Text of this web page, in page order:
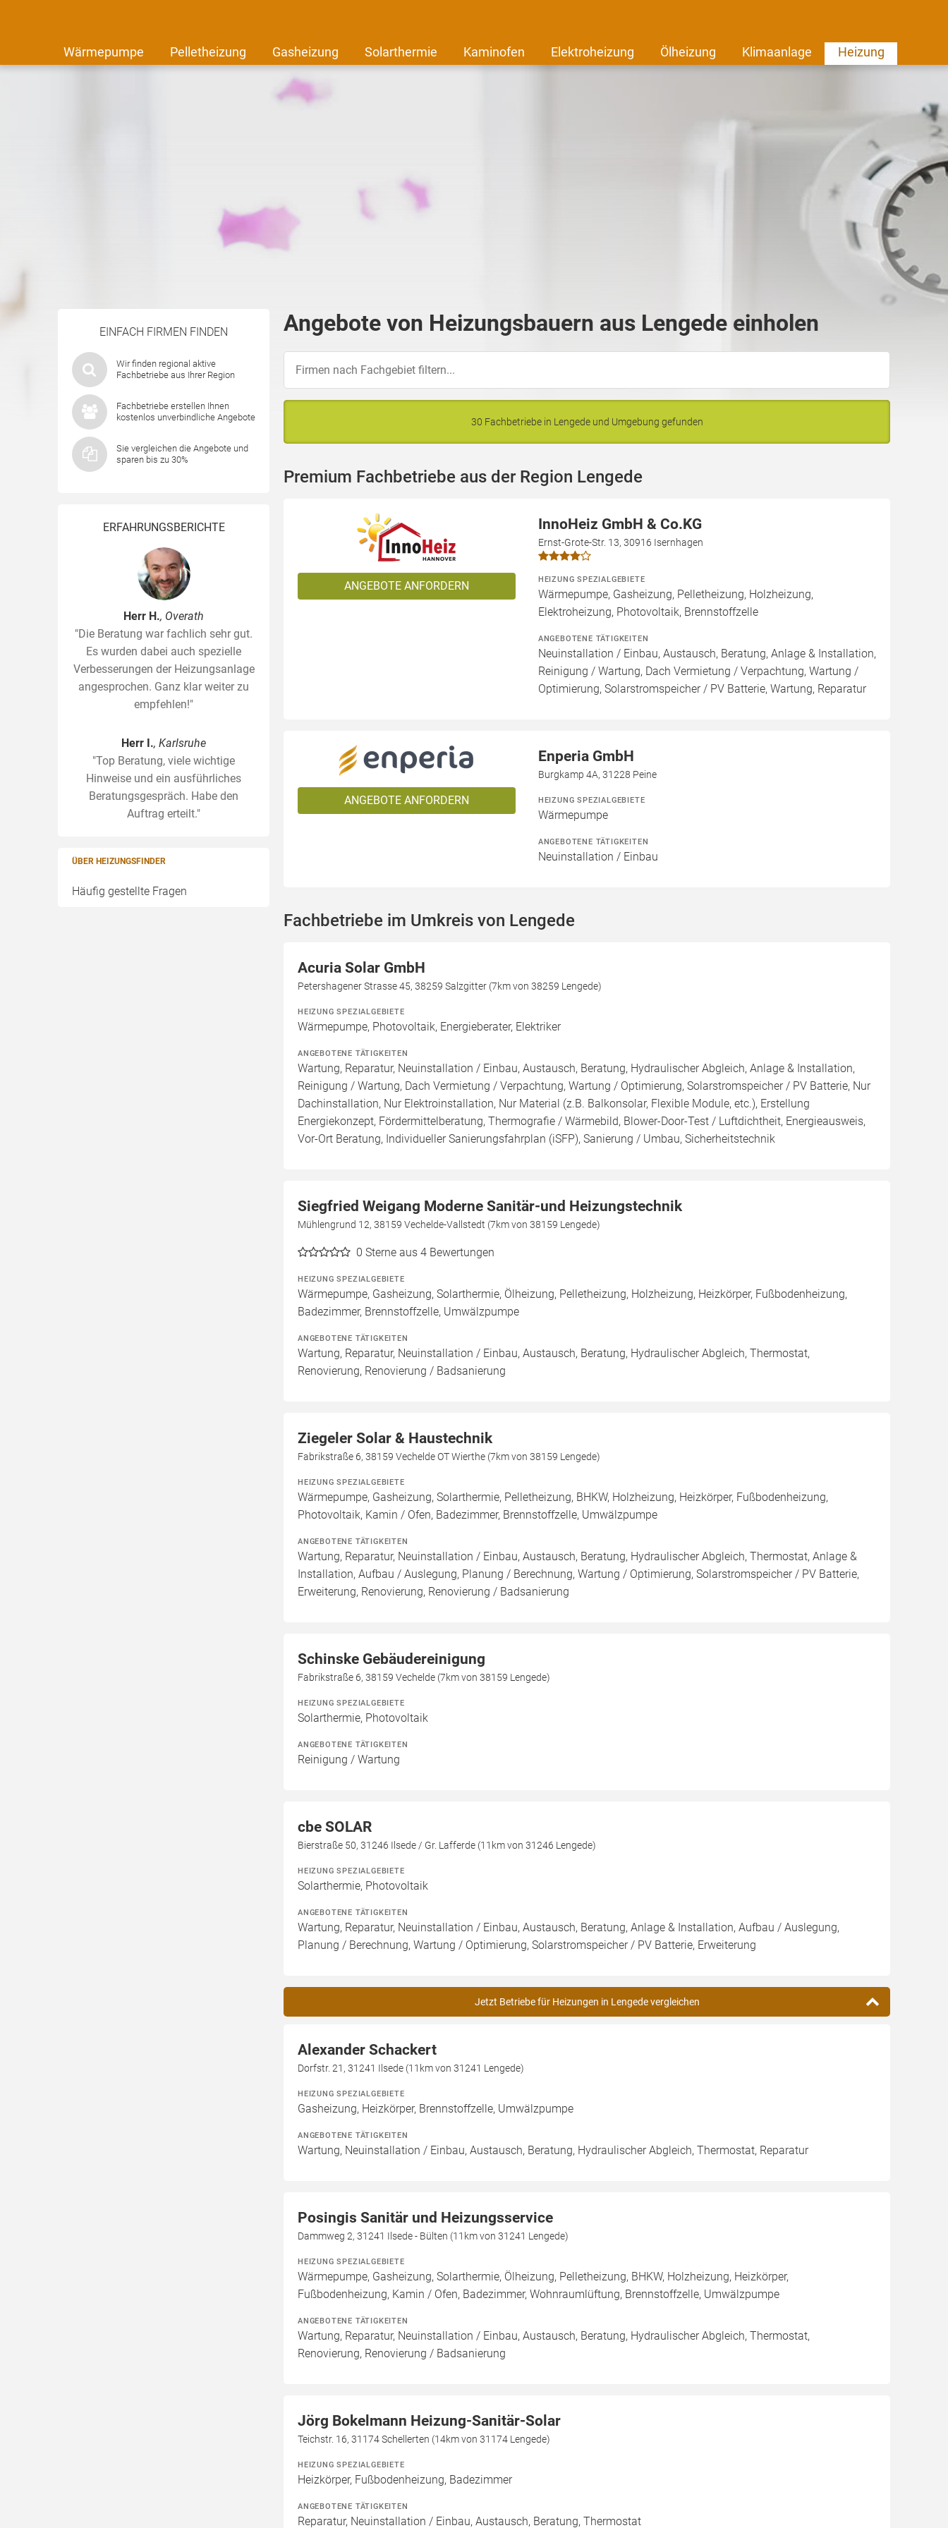
Wärmepumpe Pelletheizung Gasheizung Solarthermie Kaminofen Elektroheizung Ölheizung Klimaanlage Heizung
EINFACH FIRMEN FINDEN
Wir finden regional aktive
Fachbetriebe aus Ihrer Region
Fachbetriebe erstellen Ihnen
kostenlos unverbindliche Angebote
Sie vergleichen die Angebote und
sparen bis zu 30%
ERFAHRUNGSBERICHTE
Herr H., Overath
"Die Beratung war fachlich sehr gut.
Es wurden dabei auch spezielle
Verbesserungen der Heizungsanlage
angesprochen. Ganz klar weiter zu
empfehlen!"
Herr I., Karlsruhe
"Top Beratung, viele wichtige
Hinweise und ein ausführliches
Beratungsgespräch. Habe den
Auftrag erteilt."
ÜBER HEIZUNGSFINDER
Häufig gestellte Fragen
Angebote von Heizungsbauern aus Lengede einholen
30 Fachbetriebe in Lengede und Umgebung gefunden
Premium Fachbetriebe aus der Region Lengede
ANGEBOTE ANFORDERN
InnoHeiz GmbH & Co.KG
Ernst-Grote-Str. 13, 30916 Isernhagen
HEIZUNG SPEZIALGEBIETE
Wärmepumpe, Gasheizung, Pelletheizung, Holzheizung,
Elektroheizung, Photovoltaik, Brennstoffzelle
ANGEBOTENE TÄTIGKEITEN
Neuinstallation / Einbau, Austausch, Beratung, Anlage & Installation,
Reinigung / Wartung, Dach Vermietung / Verpachtung, Wartung /
Optimierung, Solarstromspeicher / PV Batterie, Wartung, Reparatur
ANGEBOTE ANFORDERN
Enperia GmbH
Burgkamp 4A, 31228 Peine
HEIZUNG SPEZIALGEBIETE
Wärmepumpe
ANGEBOTENE TÄTIGKEITEN
Neuinstallation / Einbau
Fachbetriebe im Umkreis von Lengede
Acuria Solar GmbH
Petershagener Strasse 45, 38259 Salzgitter (7km von 38259 Lengede)
HEIZUNG SPEZIALGEBIETE
Wärmepumpe, Photovoltaik, Energieberater, Elektriker
ANGEBOTENE TÄTIGKEITEN
Wartung, Reparatur, Neuinstallation / Einbau, Austausch, Beratung, Hydraulischer Abgleich, Anlage & Installation,
Reinigung / Wartung, Dach Vermietung / Verpachtung, Wartung / Optimierung, Solarstromspeicher / PV Batterie, Nur
Dachinstallation, Nur Elektroinstallation, Nur Material (z.B. Balkonsolar, Flexible Module, etc.), Erstellung
Energiekonzept, Fördermittelberatung, Thermografie / Wärmebild, Blower-Door-Test / Luftdichtheit, Energieausweis,
Vor-Ort Beratung, Individueller Sanierungsfahrplan (iSFP), Sanierung / Umbau, Sicherheitstechnik
Siegfried Weigang Moderne Sanitär-und Heizungstechnik
Mühlengrund 12, 38159 Vechelde-Vallstedt (7km von 38159 Lengede)
0 Sterne aus 4 Bewertungen
HEIZUNG SPEZIALGEBIETE
Wärmepumpe, Gasheizung, Solarthermie, Ölheizung, Pelletheizung, Holzheizung, Heizkörper, Fußbodenheizung,
Badezimmer, Brennstoffzelle, Umwälzpumpe
ANGEBOTENE TÄTIGKEITEN
Wartung, Reparatur, Neuinstallation / Einbau, Austausch, Beratung, Hydraulischer Abgleich, Thermostat,
Renovierung, Renovierung / Badsanierung
Ziegeler Solar & Haustechnik
Fabrikstraße 6, 38159 Vechelde OT Wierthe (7km von 38159 Lengede)
HEIZUNG SPEZIALGEBIETE
Wärmepumpe, Gasheizung, Solarthermie, Pelletheizung, BHKW, Holzheizung, Heizkörper, Fußbodenheizung,
Photovoltaik, Kamin / Ofen, Badezimmer, Brennstoffzelle, Umwälzpumpe
ANGEBOTENE TÄTIGKEITEN
Wartung, Reparatur, Neuinstallation / Einbau, Austausch, Beratung, Hydraulischer Abgleich, Thermostat, Anlage &
Installation, Aufbau / Auslegung, Planung / Berechnung, Wartung / Optimierung, Solarstromspeicher / PV Batterie,
Erweiterung, Renovierung, Renovierung / Badsanierung
Schinske Gebäudereinigung
Fabrikstraße 6, 38159 Vechelde (7km von 38159 Lengede)
HEIZUNG SPEZIALGEBIETE
Solarthermie, Photovoltaik
ANGEBOTENE TÄTIGKEITEN
Reinigung / Wartung
cbe SOLAR
Bierstraße 50, 31246 Ilsede / Gr. Lafferde (11km von 31246 Lengede)
HEIZUNG SPEZIALGEBIETE
Solarthermie, Photovoltaik
ANGEBOTENE TÄTIGKEITEN
Wartung, Reparatur, Neuinstallation / Einbau, Austausch, Beratung, Anlage & Installation, Aufbau / Auslegung,
Planung / Berechnung, Wartung / Optimierung, Solarstromspeicher / PV Batterie, Erweiterung
Jetzt Betriebe für Heizungen in Lengede vergleichen
Alexander Schackert
Dorfstr. 21, 31241 Ilsede (11km von 31241 Lengede)
HEIZUNG SPEZIALGEBIETE
Gasheizung, Heizkörper, Brennstoffzelle, Umwälzpumpe
ANGEBOTENE TÄTIGKEITEN
Wartung, Neuinstallation / Einbau, Austausch, Beratung, Hydraulischer Abgleich, Thermostat, Reparatur
Posingis Sanitär und Heizungsservice
Dammweg 2, 31241 Ilsede - Bülten (11km von 31241 Lengede)
HEIZUNG SPEZIALGEBIETE
Wärmepumpe, Gasheizung, Solarthermie, Ölheizung, Pelletheizung, BHKW, Holzheizung, Heizkörper,
Fußbodenheizung, Kamin / Ofen, Badezimmer, Wohnraumlüftung, Brennstoffzelle, Umwälzpumpe
ANGEBOTENE TÄTIGKEITEN
Wartung, Reparatur, Neuinstallation / Einbau, Austausch, Beratung, Hydraulischer Abgleich, Thermostat,
Renovierung, Renovierung / Badsanierung
Jörg Bokelmann Heizung-Sanitär-Solar
Teichstr. 16, 31174 Schellerten (14km von 31174 Lengede)
HEIZUNG SPEZIALGEBIETE
Heizkörper, Fußbodenheizung, Badezimmer
ANGEBOTENE TÄTIGKEITEN
Reparatur, Neuinstallation / Einbau, Austausch, Beratung, Thermostat